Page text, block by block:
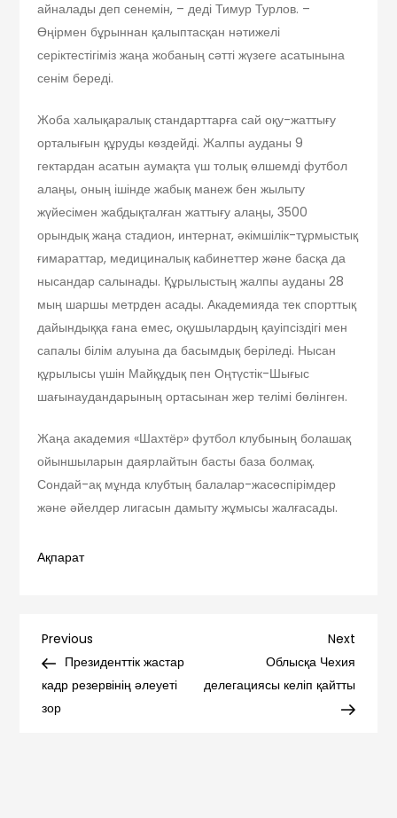
айналады деп сенемін, – деді Тимур Турлов. –
Өңірмен бұрыннан қалыптасқан нәтижелі
серіктестігіміз жаңа жобаның сәтті жүзеге асатынына
сенім береді.
Жоба халықаралық стандарттарға сай оқу-жаттығу
орталығын құруды көздейді. Жалпы ауданы 9
гектардан асатын аумақта үш толық өлшемді футбол
алаңы, оның ішінде жабық манеж бен жылыту
жүйесімен жабдықталған жаттығу алаңы, 3500
орындық жаңа стадион, интернат, әкімшілік-тұрмыстық
ғимараттар, медициналық кабинеттер және басқа да
нысандар салынады. Құрылыстың жалпы ауданы 28
мың шаршы метрден асады. Академияда тек спорттық
дайындыққа ғана емес, оқушылардың қауіпсіздігі мен
сапалы білім алуына да басымдық беріледі. Нысан
құрылысы үшін Майқұдық пен Оңтүстік-Шығыс
шағынаудандарының ортасынан жер телімі бөлінген.
Жаңа академия «Шахтёр» футбол клубының болашақ
ойыншыларын даярлайтын басты база болмақ.
Сондай-ақ мұнда клубтың балалар-жасөспірімдер
және әйелдер лигасын дамыту жұмысы жалғасады.
Ақпарат
Навигация
по
Previous
Post
Previous
Президенттік жастар
кадр резервінің әлеуеті
зор
Next
Post
Next
Облысқа Чехия
делегациясы келіп қайтты